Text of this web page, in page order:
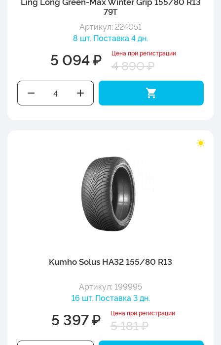
79T
Артикул: 224051
8 шт. Поставка 4 дн.
5 094 ₽ Цена при регистрации
4 890 ₽
Kumho Solus HA32 155/80 R13
Артикул: 199995
16 шт. Поставка 3 дн.
5 397 ₽ Цена при регистрации
5 181 ₽